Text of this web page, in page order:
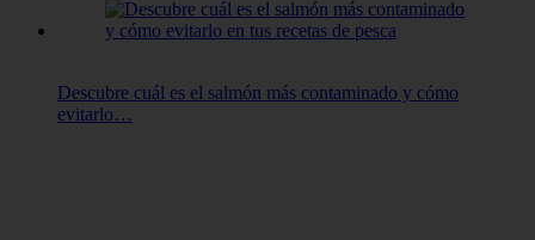
Descubre cuál es el salmón más contaminado y cómo
evitarlo…